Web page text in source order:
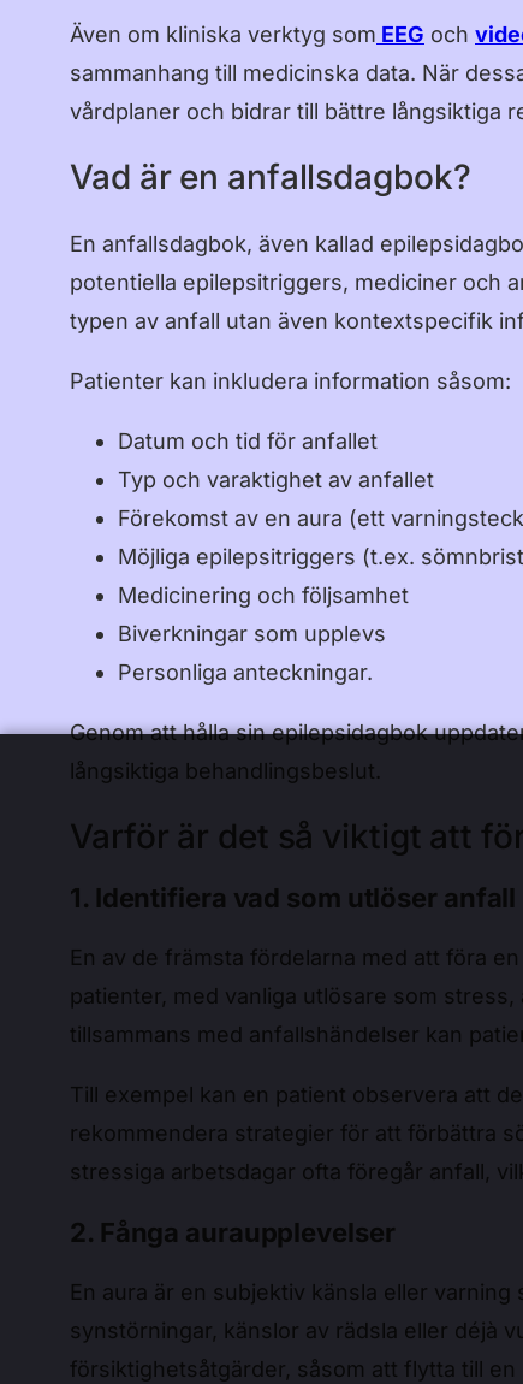
Även om kliniska verktyg som EEG och
sammanhang till medicinska data. När
vårdplaner och bidrar till bättre långsiktiga
Vad är en anfallsdagbok?
En anfallsdagbok, även kallad
potentiella epilepsitriggers, mediciner och
typen av anfall utan även kontextspecifik
Patienter kan inkludera information såsom:
Datum och tid för anfallet
Typ och varaktighet av anfallet
Förekomst av en aura (ett
Möjliga epilepsitriggers (t.ex.
Medicinering och följsamhet
Biverkningar som upplevs
Personliga anteckningar.
Genom att hålla sin epilepsidagbok
långsiktiga behandlingsbeslut.
Varför är det så viktigt att
1. Identifiera vad som utlöser anfall
En av de främsta fördelarna med att föra
patienter, med vanliga utlösare som
tillsammans med anfallshändelser kan
Till exempel kan en patient observera att
rekommendera strategier för att förbättra
stressiga arbetsdagar ofta föregår anfall,
2. Fånga auraupplevelser
En aura är en subjektiv känsla eller
synstörningar, känslor av rädsla eller déjà
försiktighetsåtgärder, såsom att flytta till